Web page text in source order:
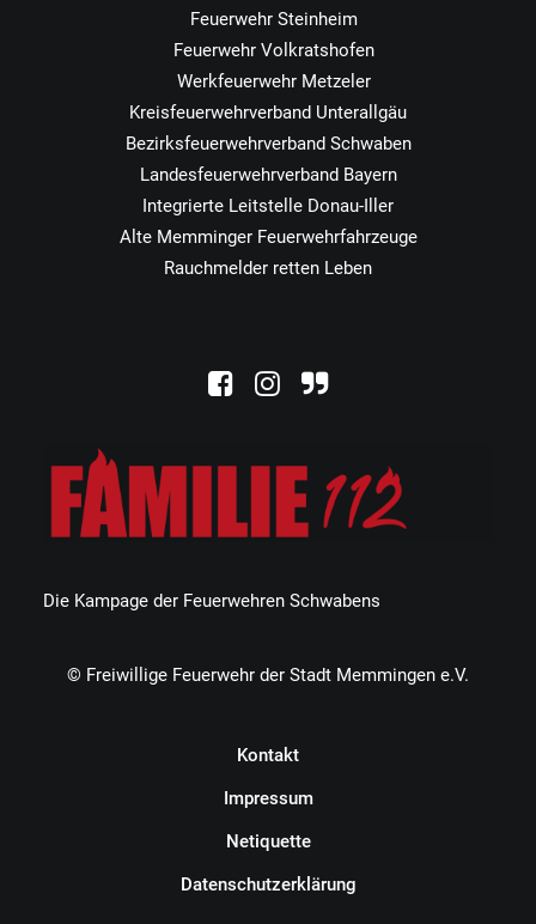
Die Kampage der Feuerwehren Schwabens
Feuerwehr Steinheim
Feuerwehr Volkratshofen
Werkfeuerwehr Metzeler
Kreisfeuerwehrverband Unterallgäu
Bezirksfeuerwehrverband Schwaben
Landesfeuerwehrverband Bayern
Integrierte Leitstelle Donau-Iller
Alte Memminger Feuerwehrfahrzeuge
Rauchmelder retten Leben
© Freiwillige Feuerwehr der Stadt Memmingen e.V.
Kontakt
Impressum
Netiquette
Datenschutzerklärung